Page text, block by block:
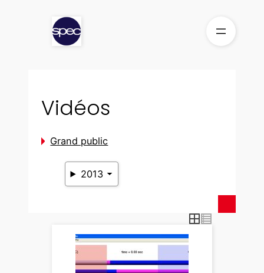
Vidéos
Grand public
2013